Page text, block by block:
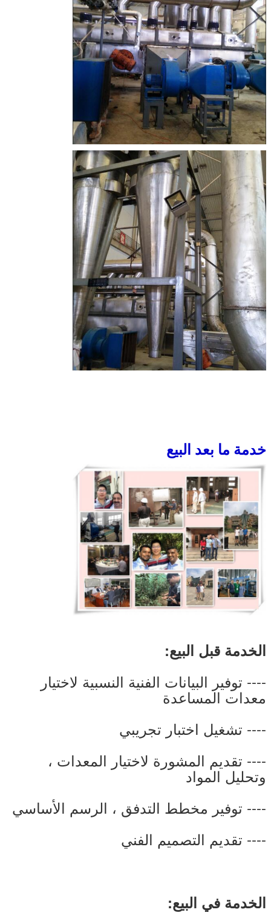
اترك رسالة
خدمة ما بعد البيع
الخدمة قبل البيع:
---- توفير البيانات الفنية النسبية لاختيار
معدات المساعدة
---- تشغيل اختبار تجريبي
---- تقديم المشورة لاختيار المعدات ،
وتحليل المواد
---- توفير مخطط التدفق ، الرسم الأساسي
---- تقديم التصميم الفني
الخدمة في البيع: